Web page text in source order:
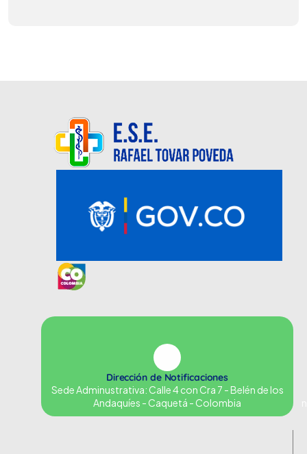
Dirección de Notificaciones
Sede Adminustrativa: Calle 4 con Cra 7 - Belén de los
Andaquíes - Caquetá - Colombia